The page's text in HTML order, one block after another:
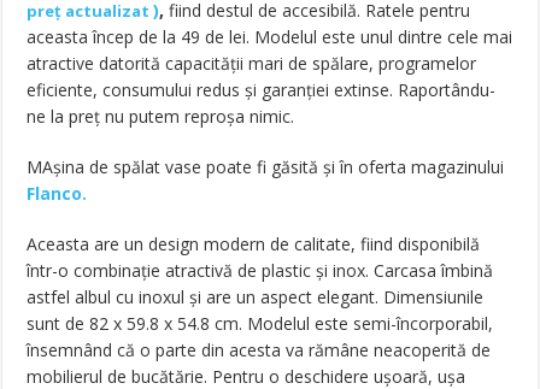
preț actualizat),fiind destul de accesibilă. Ratele pentru
aceasta încep de la 49 de lei. Modelul este unul dintre cele mai
atractive datorită capacității mari de spălare, programelor
eficiente, consumului redus și garanției extinse. Raportându-
ne la preț nu putem reproșa nimic.
MAșina de spălat vase poate fi găsită și în oferta magazinului
Flanco.
Aceasta are un design modern de calitate, fiind disponibilă
într-o combinație atractivă de plastic și inox. Carcasa îmbină
astfel albul cu inoxul și are un aspect elegant. Dimensiunile
sunt de 82 x 59.8 x 54.8 cm. Modelul este semi-încorporabil,
însemnând că o parte din acesta va rămâne neacoperită de
mobilierul de bucătărie. Pentru o deschidere ușoară, ușa